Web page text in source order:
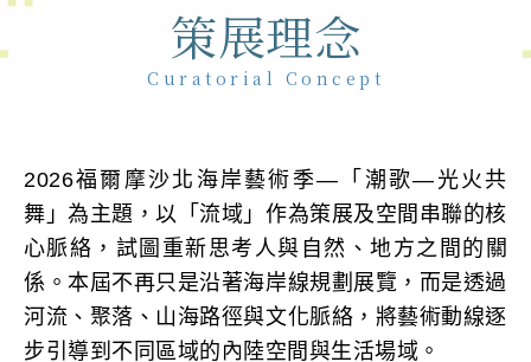
策展理念
Curatorial Concept
2026福爾摩沙北海岸藝術季—「潮歌—光火共
舞」為主題，以「流域」作為策展及空間串聯的核
心脈絡，試圖重新思考人與自然、地方之間的關
係。本屆不再只是沿著海岸線規劃展覽，而是透過
河流、聚落、山海路徑與文化脈絡，將藝術動線逐
步引導到不同區域的內陸空間與生活場域。